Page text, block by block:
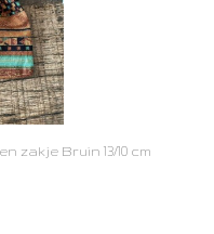
zakje Bruin 13/10 cm